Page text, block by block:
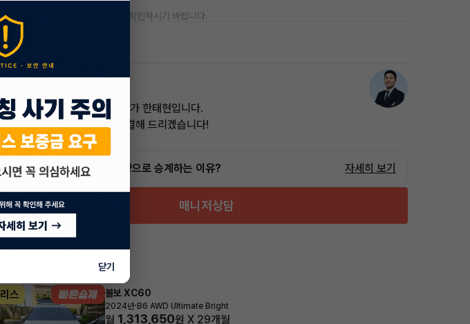
* 정확한 정보는 판매자와 반드시 확인하시기 바랍니다.
서울 용산구
한태현 매니저
안녕하세요! 이어카 승계전문가 한태현입니다.
렌트, 리스 승계 깔끔하게 해결해 드리겠습니다!
5.0 (21)
빠른승계서비스 인증 차량으로 승계하는 이유? 자세히 보기
매니저상담
리스 볼보 XC60
2024년· B6 AWD Ultimate Bright
월 1,313,650원 X 29개월
닫기